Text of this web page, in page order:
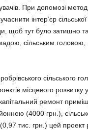
При допомозі
інтер’єр
щоб тут було затишно
сільським головою,
сільського
місцевого
ремонт
(4000 грн.),
тис. грн.) цей проект